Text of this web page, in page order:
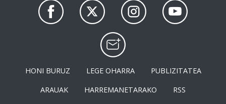
HONI BURUZ LEGE OHARRA
PUBLIZITATEA
ARAUAK
HARREMANETARAKO RSS